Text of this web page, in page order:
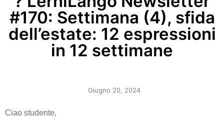
#170: Settimana (4), sfida
dell’estate: 12 espressioni
in 12 settimane
Giugno 20, 2024
Ciao studente,